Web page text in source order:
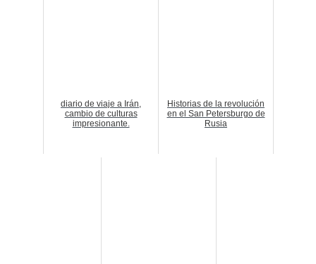
diario de viaje a Irán,
cambio de culturas
impresionante.
Historias de la revolución
en el San Petersburgo de
Rusia